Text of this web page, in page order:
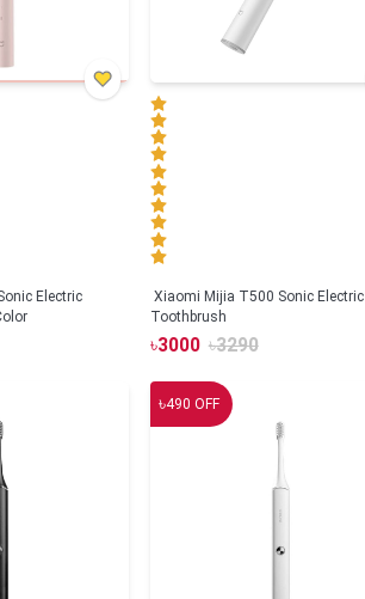
Electric
Xiaomi Mijia T500 Sonic Electric
Toothbrush
৳3000 ৳3290
৳490 OFF